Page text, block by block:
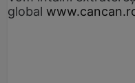
global